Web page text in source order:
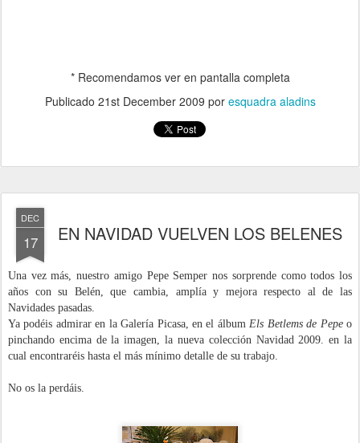
* Recomendamos ver en pantalla completa
Publicado 21st December 2009 por esquadra aladins
DEC
17 EN NAVIDAD VUELVEN LOS BELENES
Una vez más, nuestro amigo Pepe Semper nos sorprende como todos los
años con su Belén, que cambia, amplía y mejora respecto al de las
Navidades pasadas.
Ya podéis admirar en la Galería Picasa, en el álbumEls Betlems de Pepeo
pinchando encima de la imagen, la nueva colección Navidad 2009. en la
cual encontraréis hasta el más mínimo detalle de su trabajo.
No os la perdáis.